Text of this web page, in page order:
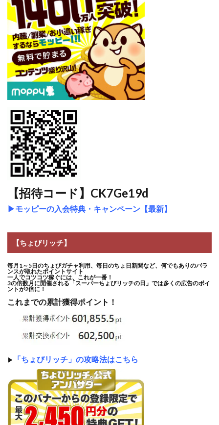
【招待コード】CK7Ge19d
▶モッピーの入会特典・キャンペーン【最新】
【ちょびリッチ】
毎月1～5日のちょびガチャ利用、毎日のちょ日新聞など、何でもありのバラ
ンスが取れたポイントサイト
一人でコツコツ稼ぐには、これが一番！
3の倍数月に開催される「スーパーちょびリッチの日」では多くの広告のポイ
ントが2倍に！
これまでの累計獲得ポイント！
▶ 「ちょびリッチ」の攻略法はこちら